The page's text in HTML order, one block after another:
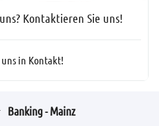
Kontaktieren Sie uns!
in Kontakt!
Banking - Mainz